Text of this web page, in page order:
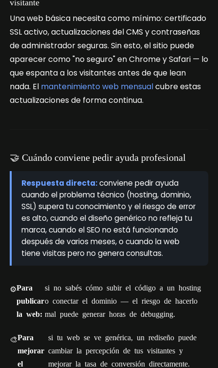
visitante
Una web básica necesita como mínimo: certificado
SSL activo, actualizaciones del CMS y contraseñas
de administrador seguras. Sin esto, el sitio puede
aparecer como "no seguro" en Chrome y Safari — lo
que espanta a los visitantes antes de que lean
nada. El mantenimiento web mensualcubre estas
actualizaciones de forma continua.
🤝 Cuándo conviene pedir ayuda profesional
Respuesta directa:conviene pedir ayuda
cuando el problema técnico (hosting, dominio,
SSL) supera tu conocimiento y el riesgo de error
es alto, cuando el diseño genérico no refleja tu
marca, cuando el SEO no está funcionando
después de varios meses, o cuando la web
tiene visitas pero no genera consultas.
⚙️Para
publicar
la web:
si no sabés cómo subir el código a un hosting
o conectar el dominio — el riesgo de hacerlo
mal puede generar horas de debugging.
🎨Para
mejorar
el
si tu web se ve genérica, un rediseño puede
cambiar la percepción de tus visitantes y
mejorar la tasa de conversión directamente.